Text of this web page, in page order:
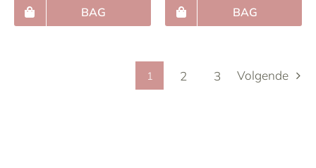
BAG BAG
1 2 3 Volgende